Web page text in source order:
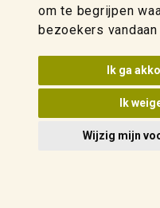
om te begrijpen
bezoekers vandaan
Ik ga
Ik
Wijzig mijn
Update cookies
Privacy Policy